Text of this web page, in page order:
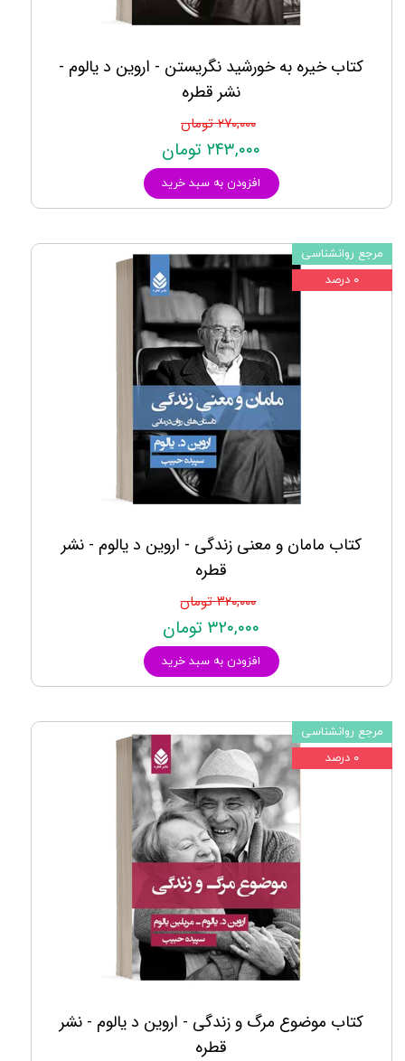
کتاب خیره به خورشید نگریستن - اروین د یالوم -
نشر قطره
۲۷۰,۰۰۰ تومان
۲۴۳,۰۰۰ تومان
افزودن به سبد خرید
کتاب مامان و معنی زندگی - اروین د یالوم - نشر
قطره
۳۲۰,۰۰۰ تومان
۳۲۰,۰۰۰ تومان
افزودن به سبد خرید
مرجع روانشناسی
۰ درصد
کتاب موضوع مرگ و زندگی - اروین د یالوم - نشر
قطره
مرجع روانشناسی
۰ درصد